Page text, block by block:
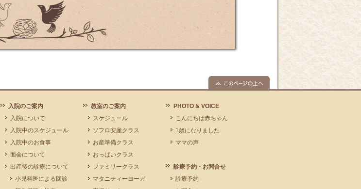
入院のご案内
入院について
入院中のスケジュール
入院中のお食事
面会について
出産後の診療について
小児科医による回診
教室のご案内
スケジュール
ソフロ安産クラス
お産準備クラス
おっぱいクラス
ファミリークラス
マタニティーヨーガ
PHOTO & VOICE
こんにちは赤ちゃん
1歳になりました
ママの声
診療予約・お問合せ
診療予約